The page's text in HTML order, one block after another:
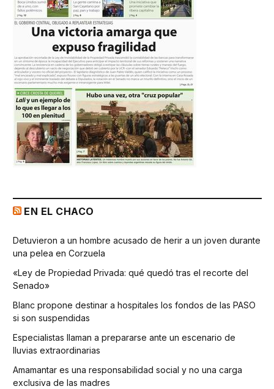
EN EL CHACO
Detuvieron a un hombre acusado de herir a un joven durante
una pelea en Corzuela
«Ley de Propiedad Privada: qué quedó tras el recorte del
Senado»
Blanc propone destinar a hospitales los fondos de las PASO
si son suspendidas
Especialistas llaman a prepararse ante un escenario de
lluvias extraordinarias
Amamantar es una responsabilidad social y no una carga
exclusiva de las madres